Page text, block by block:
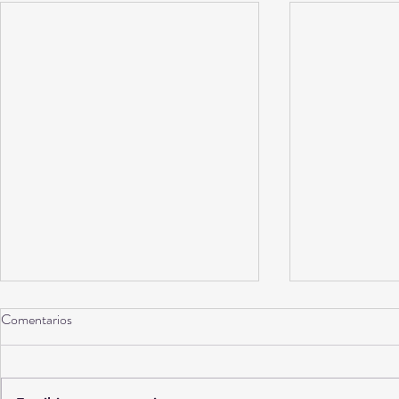
Comentarios